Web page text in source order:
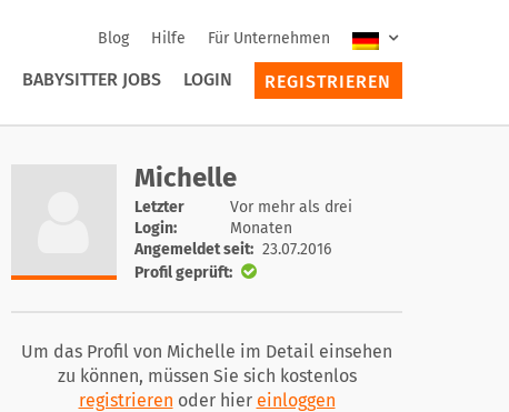
Blog Hilfe Für Unternehmen
BABYSITTER JOBS LOGIN REGISTRIEREN
Michelle
Letzter
Login:
Vor mehr als drei
Monaten
Angemeldet seit: 23.07.2016
Profil geprüft:
Um das Profil von Michelle im Detail einsehen
zu können, müssen Sie sich kostenlos
registrieren oder hier einloggen